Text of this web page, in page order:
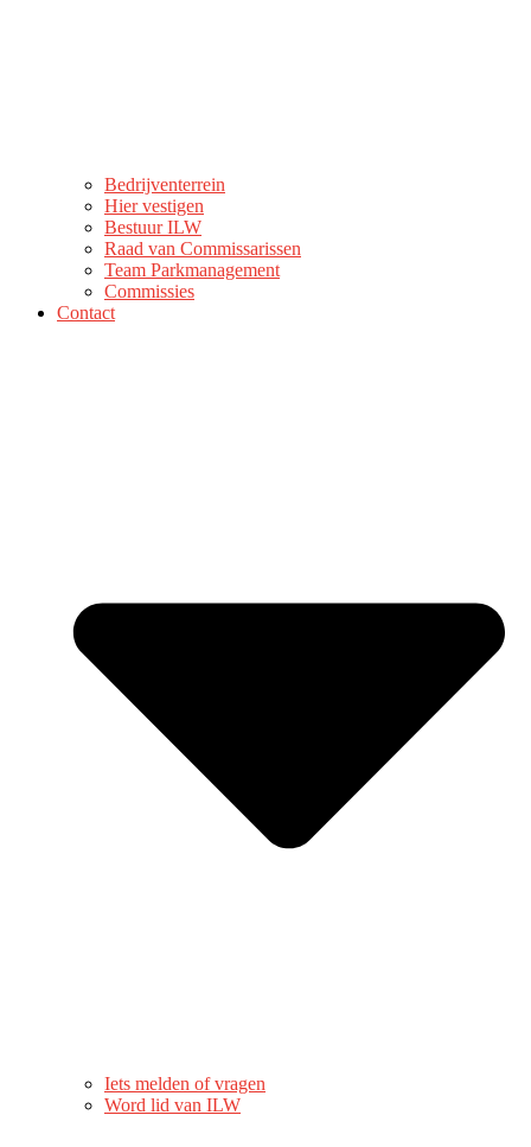
Bedrijventerrein
Hier vestigen
Bestuur ILW
Raad van Commissarissen
Team Parkmanagement
Commissies
Contact
Iets melden of vragen
Word lid van ILW